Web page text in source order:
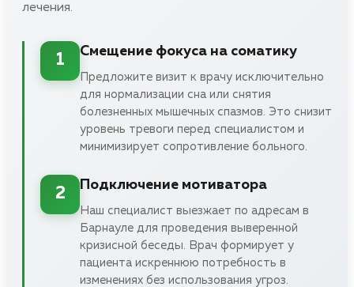
лечения.
1
Смещение фокуса на соматику
Предложите визит к врачу исключительно
для нормализации сна или снятия
болезненных мышечных спазмов. Это снизит
уровень тревоги перед специалистом и
минимизирует сопротивление больного.
2
Подключение мотиватора
Наш специалист выезжает по адресам в
Барнауле для проведения выверенной
кризисной беседы. Врач формирует у
пациента искреннюю потребность в
изменениях без использования угроз.